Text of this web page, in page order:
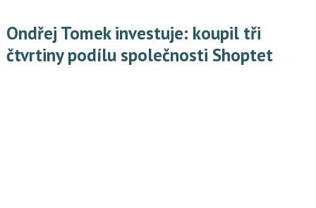
a finančních ředitelů.
Ondřej Tomek investuje: koupil tři
čtvrtiny podílu společnosti Shoptet